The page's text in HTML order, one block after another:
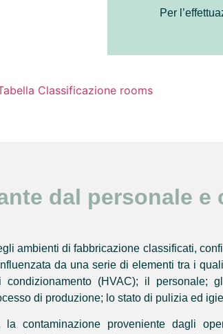
Per
dal personale e
ambienti di fabbricazione classificati,
da una serie di elementi tra i
condizionamento (HVAC); il personale;
di produzione; lo stato di pulizia ed
la contaminazione proveniente dagli